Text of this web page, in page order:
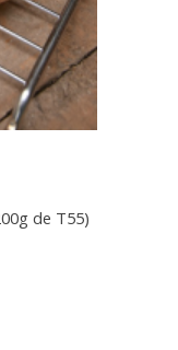
de T55)